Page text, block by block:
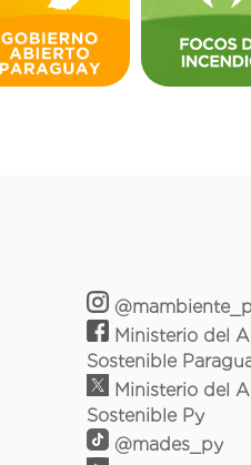
Ministerio del
Sostenible
Ministerio del
Sostenible Py
@mades_py